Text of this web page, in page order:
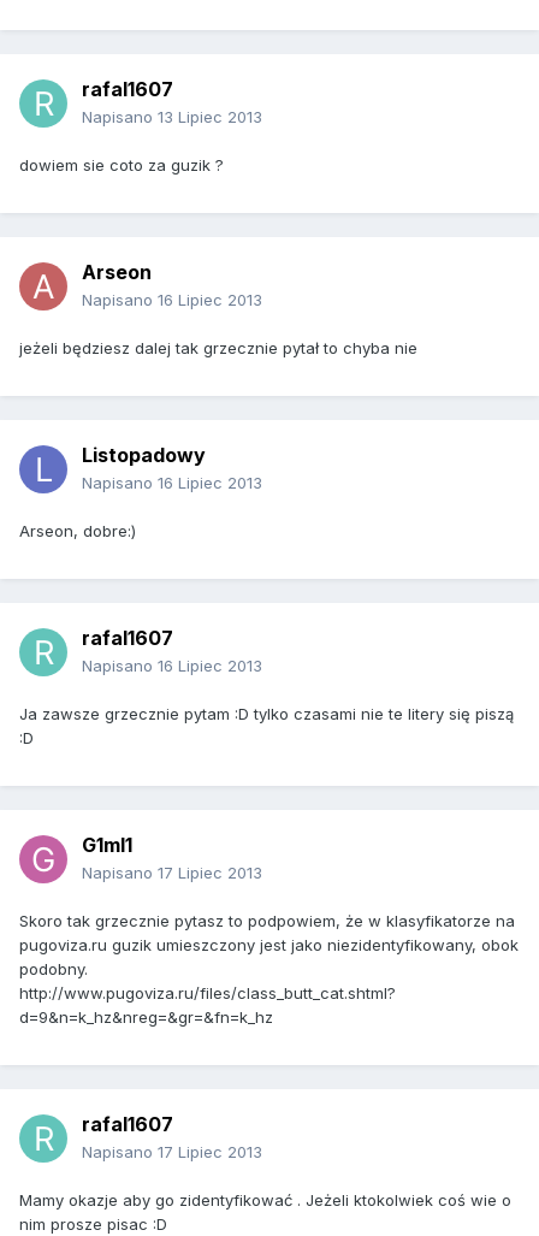
rafal1607
Napisano 13 Lipiec 2013
dowiem sie coto za guzik ?
Arseon
Napisano 16 Lipiec 2013
jeżeli będziesz dalej tak grzecznie pytał to chyba nie
Listopadowy
Napisano 16 Lipiec 2013
Arseon, dobre:)
rafal1607
Napisano 16 Lipiec 2013
Ja zawsze grzecznie pytam :D tylko czasami nie te litery się piszą
:D
G1ml1
Napisano 17 Lipiec 2013
Skoro tak grzecznie pytasz to podpowiem, że w klasyfikatorze na
pugoviza.ru guzik umieszczony jest jako niezidentyfikowany, obok
podobny.
http://www.pugoviza.ru/files/class_butt_cat.shtml?
d=9&n=k_hz&nreg=&gr=&fn=k_hz
rafal1607
Napisano 17 Lipiec 2013
Mamy okazje aby go zidentyfikować . Jeżeli ktokolwiek coś wie o
nim prosze pisac :D